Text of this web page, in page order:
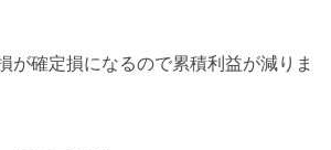
が確定損になるので累積利益が減りま